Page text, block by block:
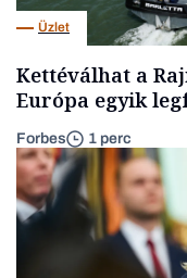
Üzlet
Kettéválhat a
Európa egyik
Forbes 1 perc